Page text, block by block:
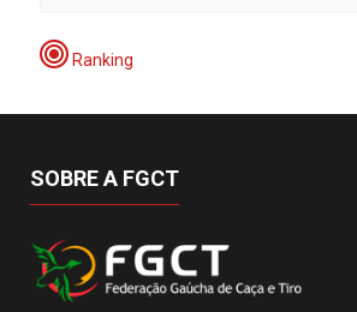
Ranking
SOBRE A FGCT